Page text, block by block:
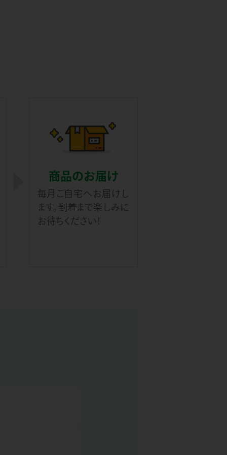
商品のお届け
毎月ご自宅へお届けし
ます。到着まで楽しみに
お待ちください！